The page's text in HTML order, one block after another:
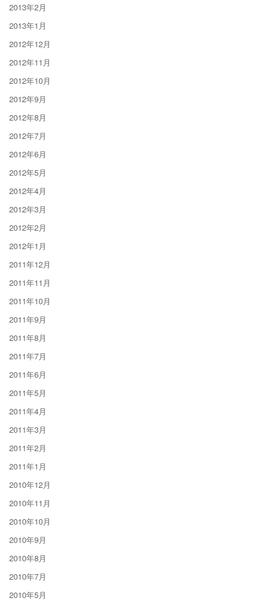
2013年2月
2013年1月
2012年12月
2012年11月
2012年10月
2012年9月
2012年8月
2012年7月
2012年6月
2012年5月
2012年4月
2012年3月
2012年2月
2012年1月
2011年12月
2011年11月
2011年10月
2011年9月
2011年8月
2011年7月
2011年6月
2011年5月
2011年4月
2011年3月
2011年2月
2011年1月
2010年12月
2010年11月
2010年10月
2010年9月
2010年8月
2010年7月
2010年5月